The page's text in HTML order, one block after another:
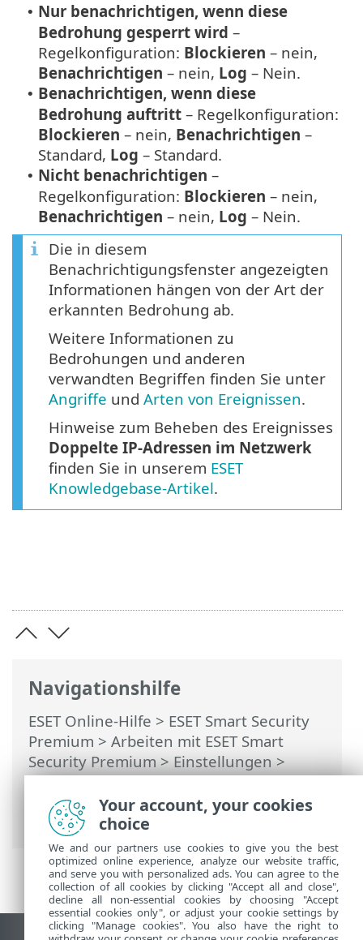
Navigationshilfe
ESET Online-Hilfe > ESET Smart Security
Premium > Arbeiten mit ESET Smart
Security Premium>Einstellungen>
Netzwerk-Schutz> Dialogfenster –
Netzwerkschutz > Bedrohnung für das
Netzwerk blockiert
• Nur benachrichtigen, wenn diese
Bedrohung gesperrt wird –
Regelkonfiguration: Blockieren – nein,
Benachrichtigen – nein, Log – Nein.
• Benachrichtigen, wenn diese
Bedrohung auftritt – Regelkonfiguration:
Blockieren – nein, Benachrichtigen –
Standard, Log – Standard.
• Nicht benachrichtigen –
Regelkonfiguration: Blockieren – nein,
Benachrichtigen – nein, Log – Nein.
Die in diesem
Benachrichtigungsfenster angezeigten
Informationen hängen von der Art der
erkannten Bedrohung ab.
Weitere Informationen zu
Bedrohungen und anderen
verwandten Begriffen finden Sie unter
Angriffe und Arten von Ereignissen.
Hinweise zum Beheben des Ereignisses
Doppelte IP-Adressen im Netzwerk
finden Sie in unserem ESET
Knowledgebase-Artikel.
Your account, your cookies
choice
We and our partners use cookies to give you the best
optimized online experience, analyze our website traffic,
and serve you with personalized ads. You can agree to the
collection of all cookies by clicking "Accept all and close",
decline all non-essential cookies by choosing "Accept
essential cookies only", or adjust your cookie settings by
clicking "Manage cookies". You also have the right to